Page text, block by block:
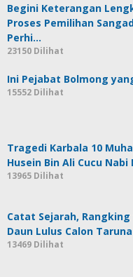
Begini Keterangan
Proses Pemilihan
Perhi…
23150 Dilihat
Ini Pejabat Bolmong
15552 Dilihat
Tragedi Karbala 10
Husein Bin Ali Cucu Nabi
13965 Dilihat
Catat Sejarah,
Daun Lulus Calon
13469 Dilihat